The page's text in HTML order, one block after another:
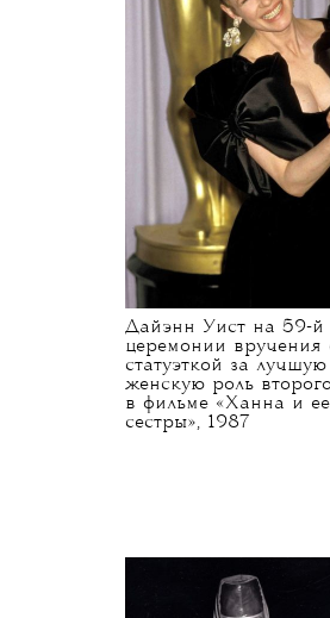
Дайэнн Уист на 59-й
церемонии вручения
статуэткой за лучшую
женскую роль
в фильме «Ханна и ее
сестры», 1987